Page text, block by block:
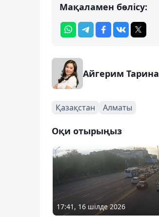
Мақаламен бөлісу:
Айгерим Тарина
Қазақстан Алматы
Оқи отырыңыз
17:41, 16 шілде 2026